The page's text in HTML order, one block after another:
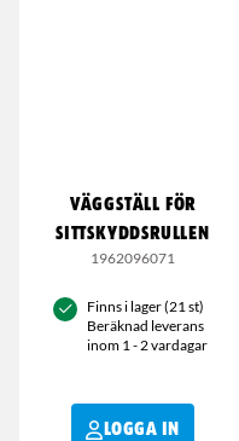
VÄGGSTÄLL FÖR
SITTSKYDDSRULLEN
1962096071
Finns i lager (21 st)
Beräknad leverans
inom 1 - 2 vardagar
LOGGA IN